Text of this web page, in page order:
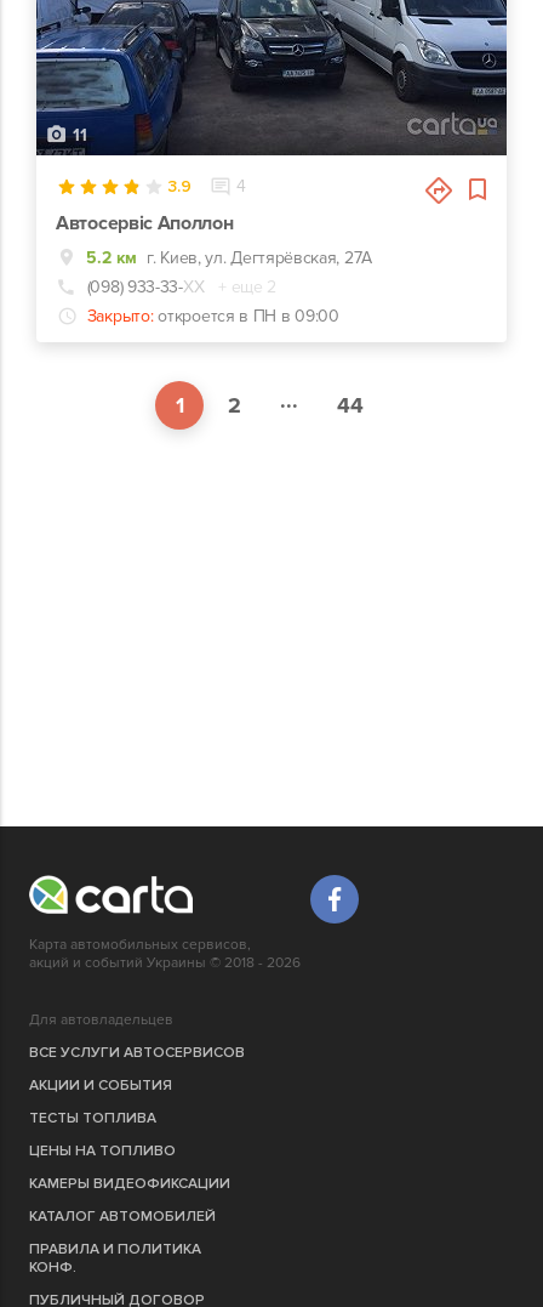
11
3.9 4
Автосервіс Аполлон
5.2 км г. Киев, ул. Дегтярёвская, 27А
(098) 933-33-ХХ
+ еще 2
Закрыто: откроется в ПН в 09:00
1 2 ... 44
Карта автомобильных сервисов,
акций и событий Украины © 2018 - 2026
Для автовладельцев
ВСЕ УСЛУГИ АВТОСЕРВИСОВ
АКЦИИ И СОБЫТИЯ
ТЕСТЫ ТОПЛИВА
ЦЕНЫ НА ТОПЛИВО
КАМЕРЫ ВИДЕОФИКСАЦИИ
КАТАЛОГ АВТОМОБИЛЕЙ
ПРАВИЛА И ПОЛИТИКА
КОНФ.
ПУБЛИЧНЫЙ ДОГОВОР